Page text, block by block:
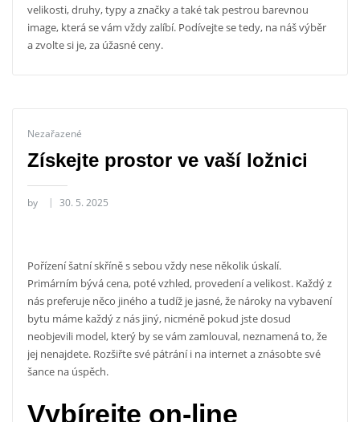
velikosti, druhy, typy a značky a také tak pestrou barevnou
image, která se vám vždy zalíbí. Podívejte se tedy, na náš výběr
a zvolte si je, za úžasné ceny.
Nezařazené
Získejte prostor ve vaší ložnici
by 30. 5. 2025
Pořízení šatnískříněs sebou vždy nese několik úskalí.
Primárním bývá cena, poté vzhled, provedení a velikost. Každý z
nás preferuje něco jiného a tudíž je jasné, že nároky na vybavení
bytu máme každý z nás jiný, nicméně pokud jste dosud
neobjevili model, který by se vám zamlouval, neznamená to, že
jej nenajdete. Rozšiřte své pátrání i na internet a znásobte své
šance na úspěch.
Vybírejte on-line